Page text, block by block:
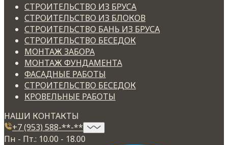
СТРОИТЕЛЬСТВО ИЗ БРУСА
СТРОИТЕЛЬСТВО ИЗ БЛОКОВ
СТРОИТЕЛЬСТВО БАНЬ ИЗ БРУСА
СТРОИТЕЛЬСТВО БЕСЕДОК
МОНТАЖ ЗАБОРА
МОНТАЖ ФУНДАМЕНТА
ФАСАДНЫЕ РАБОТЫ
СТРОИТЕЛЬСТВО БЕСЕДОК
КРОВЕЛЬНЫЕ РАБОТЫ
НАШИ КОНТАКТЫ
+7 (953) 588-**-**
Пн - Пт.: 10.00 - 18.00